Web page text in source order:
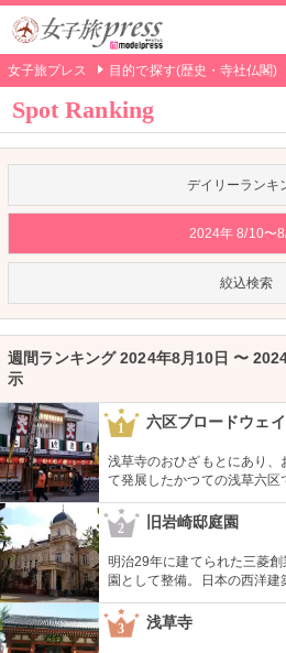
女子旅プレス 目的で探す(歴史・寺社仏閣)
Spot Ranking
デイリーランキ
2024年 8/10〜
絞込検索
週間ランキング 2024年8月10日 〜
示
1 六区ブロードウェイ
浅草寺のおひざもとにあり、
て発展したかつての浅草六
の街、劇場街として栄えま
清、萩本欽一、ビートたけし
なったタレントも数多く、今
す。
2 旧岩崎邸庭園
明治29年に建てられた三菱
園として整備。日本の西洋
洋館や撞球室は本格的な西
文化財にもなっている。
3 浅草寺